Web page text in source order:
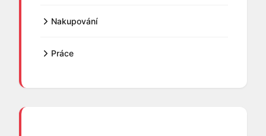
Nakupování
Práce